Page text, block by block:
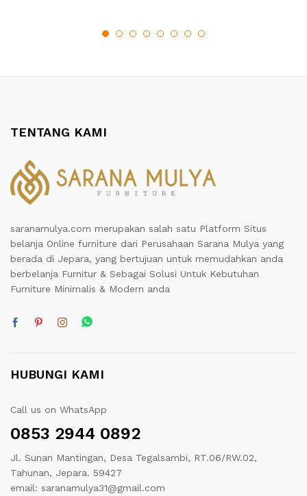
TENTANG KAMI
saranamulya.com merupakan salah satu Platform Situs
belanja Online furniture dari Perusahaan Sarana Mulya yang
berada di Jepara, yang bertujuan untuk memudahkan anda
berbelanja Furnitur & Sebagai Solusi Untuk Kebutuhan
Furniture Minimalis & Modern anda
HUBUNGI KAMI
Call us on WhatsApp
0853 2944 0892
Jl. Sunan Mantingan, Desa Tegalsambi, RT.06/RW.02,
Tahunan, Jepara. 59427
email: saranamulya31@gmail.com